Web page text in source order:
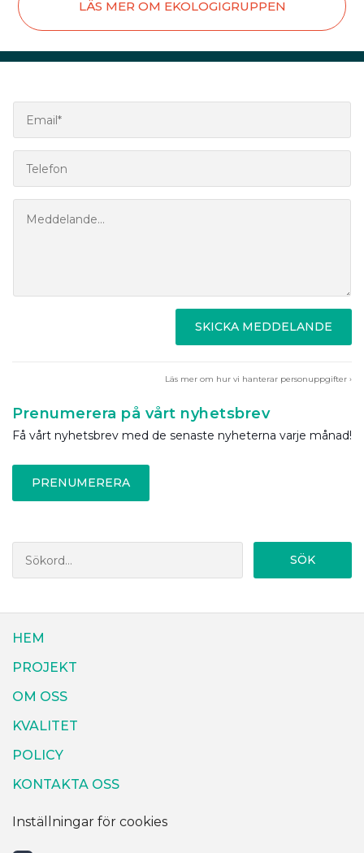
LÄS MER OM EKOLOGIGRUPPEN
SKICKA MEDDELANDE
Läs mer om hur vi hanterar personuppgifter ›
Prenumerera på vårt nyhetsbrev
Få vårt nyhetsbrev med de senaste nyheterna varje månad!
PRENUMERERA
SÖK
HEM
PROJEKT
OM OSS
KVALITET
POLICY
KONTAKTA OSS
Inställningar för cookies